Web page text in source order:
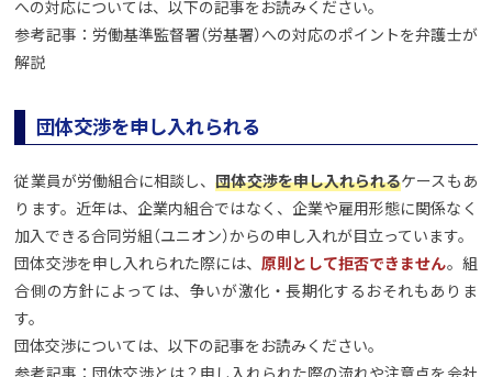
への対応については、以下の記事をお読みください。
参考記事：労働基準監督署（労基署）への対応のポイントを弁護士が
解説
団体交渉を申し入れられる
従業員が労働組合に相談し、団体交渉を申し入れられるケースもあ
ります。近年は、企業内組合ではなく、企業や雇用形態に関係なく
加入できる合同労組（ユニオン）からの申し入れが目立っています。
団体交渉を申し入れられた際には、原則として拒否できません。組
合側の方針によっては、争いが激化・長期化するおそれもありま
す。
団体交渉については、以下の記事をお読みください。